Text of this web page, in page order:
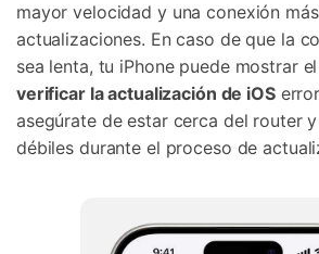
mayor velocidad y una conexión
actualizaciones. En caso de que la
sea lenta, tu iPhone puede mostrar el
verificar la actualización de iOS
asegúrate de estar cerca del router
débiles durante el proceso de